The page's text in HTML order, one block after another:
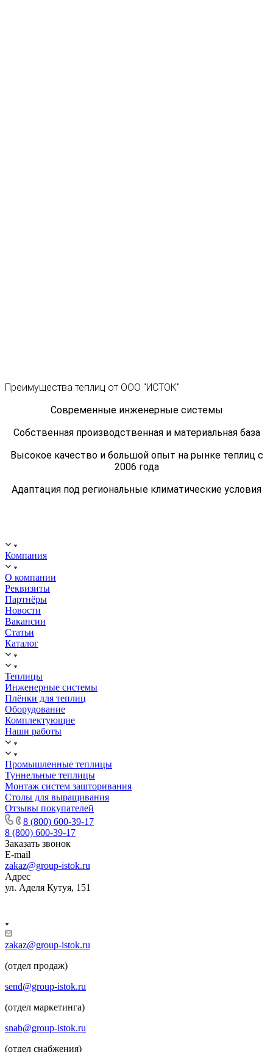
Преимущества теплиц от ООО "ИСТОК"
Современные инженерные системы
Собственная производственная и материальная база
Высокое качество и большой опыт на рынке теплиц с
2006 года
Адаптация под региональные климатические условия
Компания
О компании
Реквизиты
Партнёры
Новости
Вакансии
Статьи
Каталог
Теплицы
Инженерные системы
Плёнки для теплиц
Оборудование
Комплектующие
Наши работы
Промышленные теплицы
Туннельные теплицы
Монтаж систем зашторивания
Столы для выращивания
Отзывы покупателей
8 (800) 600-39-17
8 (800) 600-39-17
Заказать звонок
E-mail
zakaz@group-istok.ru
Адрес
ул. Аделя Кутуя, 151
zakaz@group-istok.ru
(отдел продаж)
send@group-istok.ru
(отдел маркетинга)
snab@group-istok.ru
(отдел снабжения)